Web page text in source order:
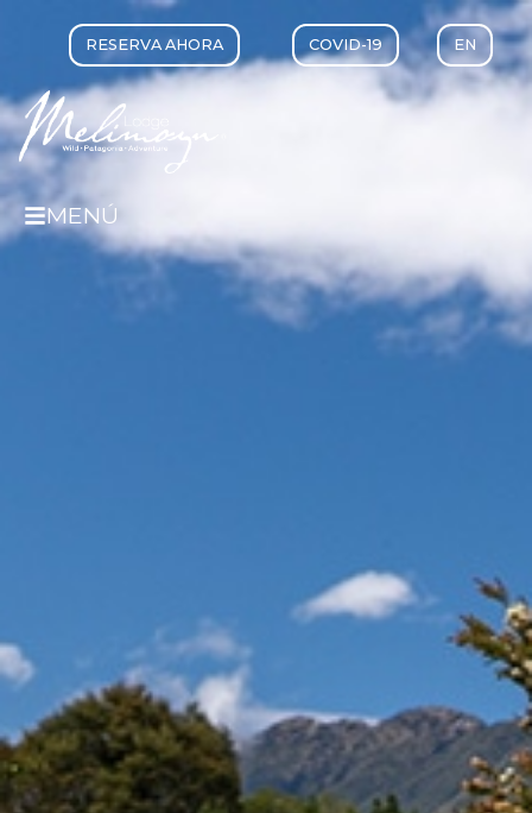
RESERVA AHORA COVID-19 EN
MENÚ